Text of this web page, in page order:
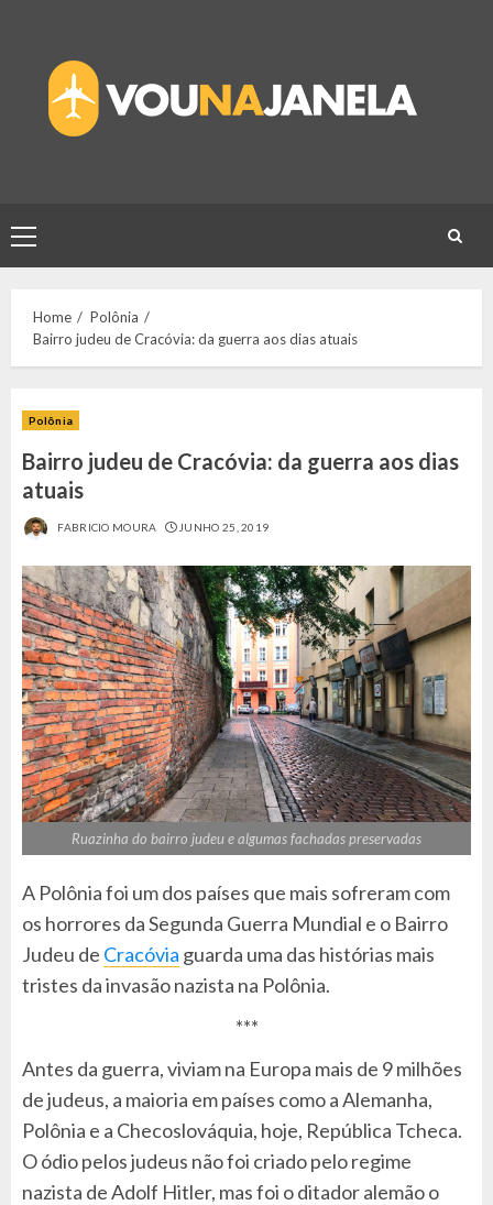
content
Primary
Menu
Home
Polônia
Bairro judeu de Cracóvia: da guerra aos dias atuais
Polônia
Bairro judeu de Cracóvia: da guerra aos dias
atuais
FABRICIO MOURA JUNHO 25, 2019
Ruazinha do bairro judeu e algumas fachadas preservadas
A Polônia foi um dos países que mais sofreram com
os horrores da Segunda Guerra Mundial e o Bairro
Judeu de Cracóvia guarda uma das histórias mais
tristes da invasão nazista na Polônia.
***
Antes da guerra, viviam na Europa mais de 9 milhões
de judeus, a maioria em países como a Alemanha,
Polônia e a Checoslováquia, hoje, República Tcheca.
O ódio pelos judeus não foi criado pelo regime
nazista de Adolf Hitler, mas foi o ditador alemão o